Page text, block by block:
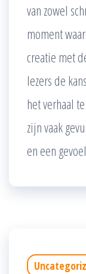
van zowel
moment
creatie met
lezers de
het verhaal
zijn vaak
en een